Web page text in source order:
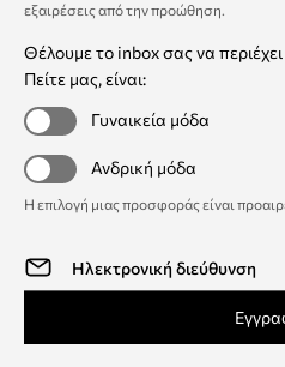
εξαιρέσεις από την προώθηση.
Θέλουμε το inbox σας να περιέχει
Πείτε μας, είναι:
Γυναικεία μόδα
Ανδρική μόδα
Η επιλογή μιας προσφοράς είναι